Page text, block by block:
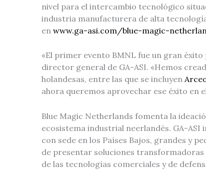
nivel para el intercambio tecnológico
industria manufacturera de alta
en www.ga-asi.com/blue-magic-
«El primer evento BMNL fue un gran
director general de GA-ASI. «Hemos
holandesas, entre las que se incluyen
ahora queremos aprovechar ese éxito en
Blue Magic Netherlands fomenta la
ecosistema industrial neerlandés. GA-ASI
con sede en los Países Bajos, grandes y
de presentar soluciones
de las tecnologías comerciales y de